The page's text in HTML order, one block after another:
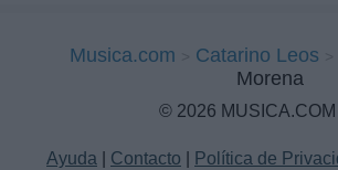
Musica.com Catarino Leos
Morena
© 2026 MUSICA.COM
Ayuda Contacto
Política de